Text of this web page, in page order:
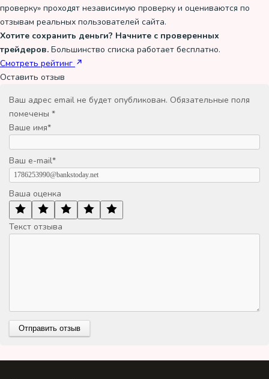
проверку» проходят независимую проверку и оцениваются по
отзывам реальных пользователей сайта.
Хотите сохранить деньги? Начните с проверенных
трейдеров. Большинство списка работает бесплатно.
Смотреть рейтинг
Оставить отзыв
Ваш адрес email не будет опубликован. Обязательные поля
помечены *
Ваше имя*
Ваш e-mail*
Ваша оценка
Текст отзыва